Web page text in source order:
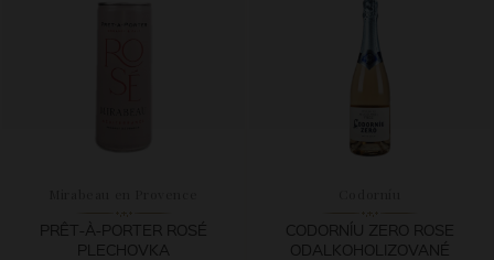
PRÊT-À-PORTER ROSÉ
PLECHOVKA
CODORNÍU ZERO ROSE
ODALKOHOLIZOVANÉ